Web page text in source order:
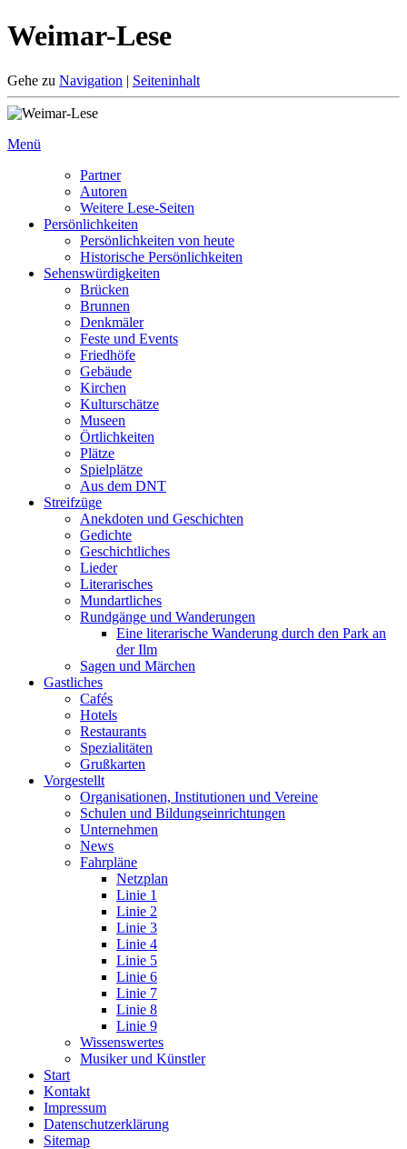
Weimar-Lese
Gehe zu Navigation | Seiteninhalt
Menü
Partner
Autoren
Weitere Lese-Seiten
Persönlichkeiten
Persönlichkeiten von heute
Historische Persönlichkeiten
Sehenswürdigkeiten
Brücken
Brunnen
Denkmäler
Feste und Events
Friedhöfe
Gebäude
Kirchen
Kulturschätze
Museen
Örtlichkeiten
Plätze
Spielplätze
Aus dem DNT
Streifzüge
Anekdoten und Geschichten
Gedichte
Geschichtliches
Lieder
Literarisches
Mundartliches
Rundgänge und Wanderungen
Eine literarische Wanderung durch den Park an
der Ilm
Sagen und Märchen
Gastliches
Cafés
Hotels
Restaurants
Spezialitäten
Grußkarten
Vorgestellt
Organisationen, Institutionen und Vereine
Schulen und Bildungseinrichtungen
Unternehmen
News
Fahrpläne
Netzplan
Linie 1
Linie 2
Linie 3
Linie 4
Linie 5
Linie 6
Linie 7
Linie 8
Linie 9
Wissenswertes
Musiker und Künstler
Start
Kontakt
Impressum
Datenschutz­erklärung
Sitemap